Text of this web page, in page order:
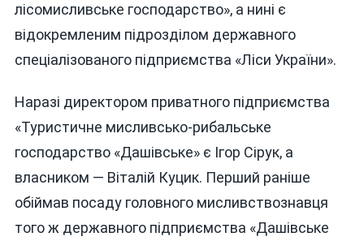
лісомисливське господарство», а нині є
відокремленим підрозділом державного
спеціалізованого підприємства «Ліси України».
Наразі директором приватного підприємства
«Туристичне мисливсько-рибальське
господарство «Дашівське» є Ігор Сірук, а
власником — Віталій Куцик. Перший раніше
обіймав посаду головного мисливствознавця
того ж державного підприємства «Дашівське